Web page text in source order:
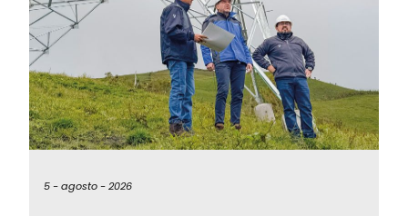
5 -agosto -2026